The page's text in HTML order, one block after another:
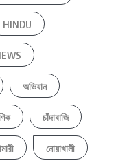
HINDU
অভিযান
চাঁদাবাজি
নোয়াখালী